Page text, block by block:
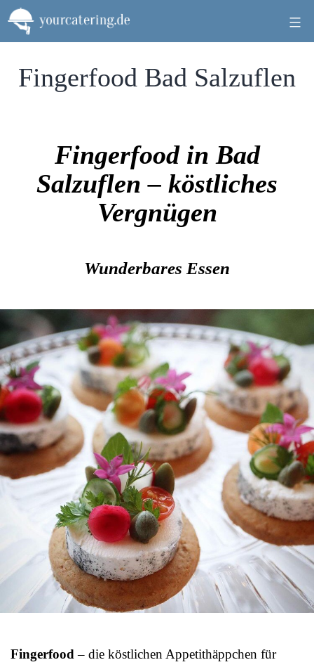
Zum
Inhalt
springen
Fingerfood Bad Salzuflen
Fingerfood in Bad
Salzuflen – köstliches
Vergnügen
Wunderbares Essen
Fingerfood– die köstlichen Appetithäppchen für